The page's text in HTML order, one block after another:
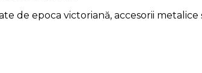
de epoca victoriană, accesorii metalice